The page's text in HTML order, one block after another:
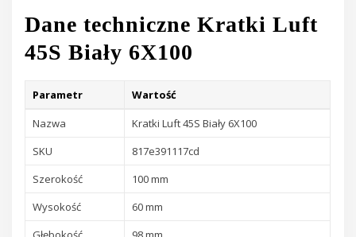
Dane techniczne Kratki Luft
45S Biały 6X100
Parametr
Wartość
Nazwa
Kratki Luft 45S Biały 6X100
SKU
817e391117cd
Szerokość
100 mm
Wysokość
60 mm